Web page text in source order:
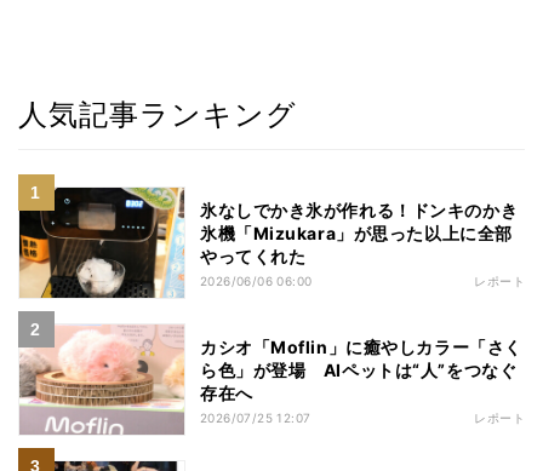
人気記事ランキング
氷なしでかき氷が作れる！ドンキのかき
氷機「Mizukara」が思った以上に全部
やってくれた
2026/06/06 06:00 レポート
カシオ「Moflin」に癒やしカラー「さく
ら色」が登場 AIペットは“人”をつなぐ
存在へ
2026/07/25 12:07 レポート